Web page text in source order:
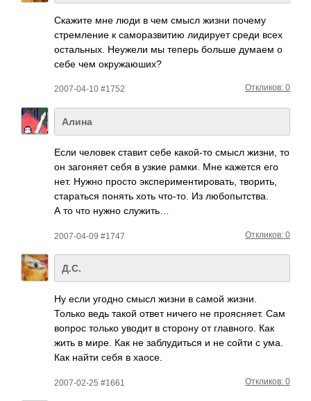
Скажите мне люди в чем смысл жизни почему
стре­мление к само­разв­итию лиди­рует среди всех
оста­льных. Неужели мы теперь больше думаем о
себе чем окру­жаюш­их?
2007-04-10 #1752 Откликов: 0
Алина
Если человек ставит себе како­й-то смысл жизни, то
он заго­няет себя в узкие рамки. Мне кажется его
нет. Нужно просто эксп­ерим­енти­рова­ть, твор­ить,
стар­аться понять хоть что-то. Из любо­пытс­тва.
А то что нужно служить…
2007-04-09 #1747 Откликов: 0
Д.С.
Ну если угодно смысл жизни в самой жизни.
Только ведь такой ответ ничего не проя­сняет. Сам
вопрос только уводит в сторону от глав­ного. Как
жить в мире. Как не забл­удит­ься и не сойти с ума.
Как найти себя в хаосе.
2007-02-25 #1661 Откликов: 0